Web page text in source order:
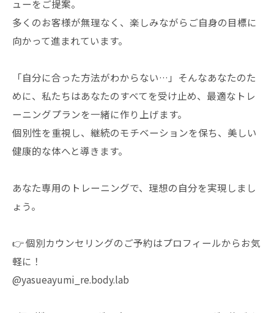
ューをご提案。
多くのお客様が無理なく、楽しみながらご自身の目標に
向かって進まれています。
「自分に合った方法がわからない…」そんなあなたのた
めに、私たちはあなたのすべてを受け止め、最適なトレ
ーニングプランを一緒に作り上げます。
個別性を重視し、継続のモチベーションを保ち、美しい
健康的な体へと導きます。
あなた専用のトレーニングで、理想の自分を実現しまし
ょう。
👉 個別カウンセリングのご予約はプロフィールからお気
軽に！
@yasueayumi_re.body.lab